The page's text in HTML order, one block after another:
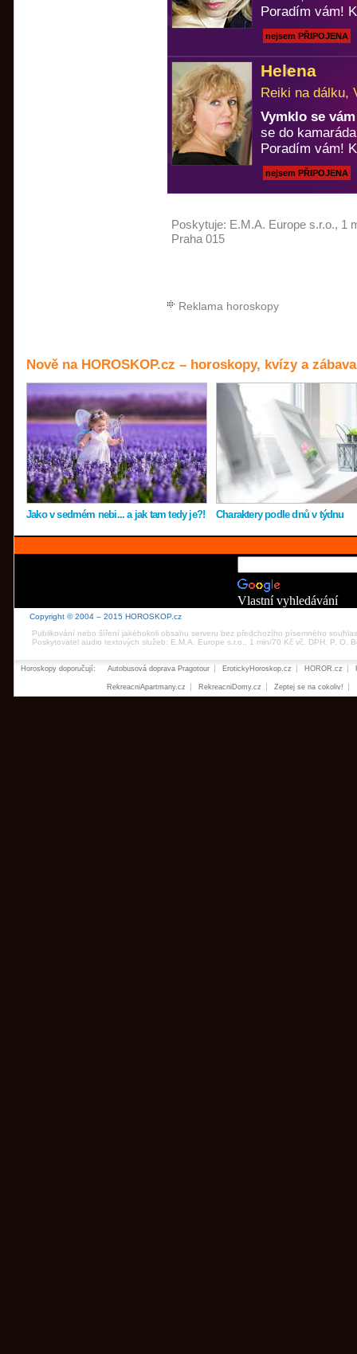
Poradím vám!
nejsem PŘIPOJENA
Helena
Reiki na dálku,
Vymklo se
se do
Poradím vám!
nejsem PŘIPOJENA
Poskytuje: E.M.A. Europe s.r.o., 1
Praha 015
Reklama horoskopy
Nově na HOROSKOP.cz – horoskopy, kvízy a zábava
Jako v sedmém nebi... a jak tam tedy je?! Charaktery podle dnů v týdnu
Vlastní vyhledávání
Copyright © 2004 – 2015 HOROSKOP.cz
Publikování nebo šíření jakéhokoli obsahu serveru bez předchozího písemného
Poskytovatel audio textových služeb: E.M.A. Europe s.r.o., 1 min/70 Kč vč. DPH, P. O.
Horoskopy doporučují: Autobusová doprava Pragotour ErotickyHoroskop.cz HOROR.cz
RekreacniApartmany.cz RekreacniDomy.cz Zeptej se na cokoliv!